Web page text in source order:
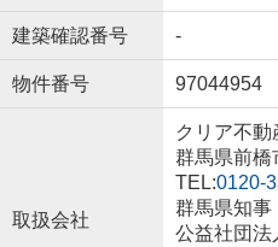
建築確認番号 -
物件番号 97044954
取扱会社
クリア不動
群馬県前橋
TEL:0120-
群馬県知事
公益社団法